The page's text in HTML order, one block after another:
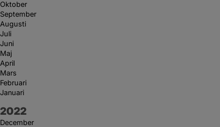
Oktober
September
Augusti
Juli
Juni
Maj
April
Mars
Februari
Januari
År:
2022
December